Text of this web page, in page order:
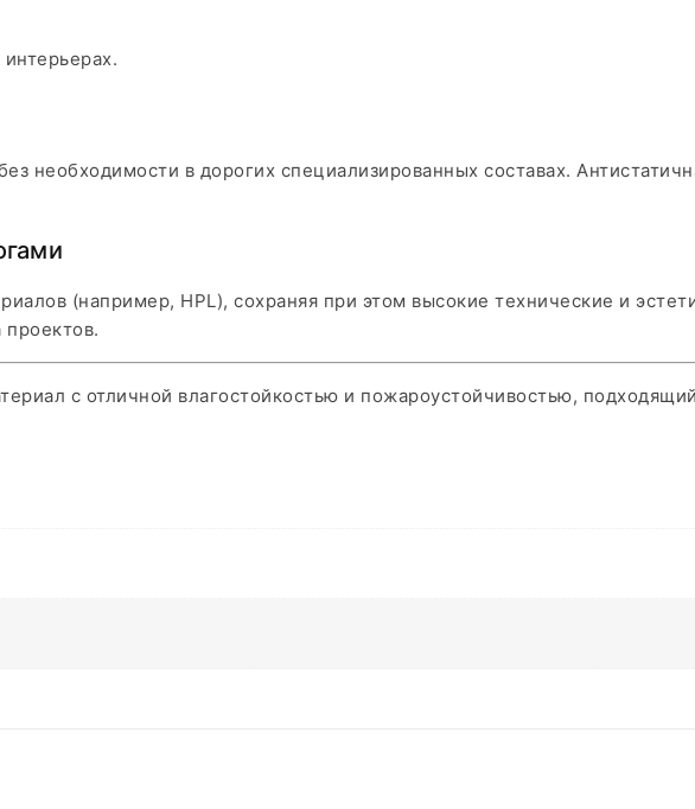
необходимости в дорогих специализированных составах.
(например, HPL), сохраняя при этом высокие технические и
с отличной влагостойкостью и пожароустойчивостью,